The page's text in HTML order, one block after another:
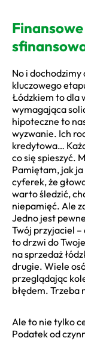
No i
kluczowego
Łódzkiem to dla
wymagająca
hipoteczne to
wyzwanie. Ich
kredytowa…
co się spieszyć.
Pamiętam, jak
cyferek, że
warto śledzić,
niepamięć. Ale
Jedno jest
Twój przyjaciel
to drzwi do
na sprzedaż
drugie. Wiele
przeglądając
błędem. Trzeba
Ale to nie tylko
Podatek od